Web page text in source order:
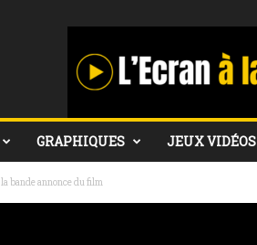
GRAPHIQUES JEUX VIDÉOS
bande annonce du film